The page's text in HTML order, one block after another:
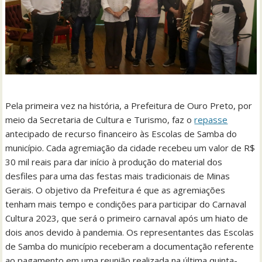
Pela primeira vez na história, a Prefeitura de Ouro Preto, por
meio da Secretaria de Cultura e Turismo, faz orepasse
antecipado de recurso financeiro às Escolas de Samba do
município. Cada agremiação da cidade recebeu um valor de R$
30 mil reais para dar início à produção do material dos
desfiles para uma das festas mais tradicionais de Minas
Gerais. O objetivo da Prefeitura é que as agremiações
tenham mais tempo e condições para participar do Carnaval
Cultura 2023, que será o primeiro carnaval após um hiato de
dois anos devido à pandemia. Os representantes das Escolas
de Samba do município receberam a documentação referente